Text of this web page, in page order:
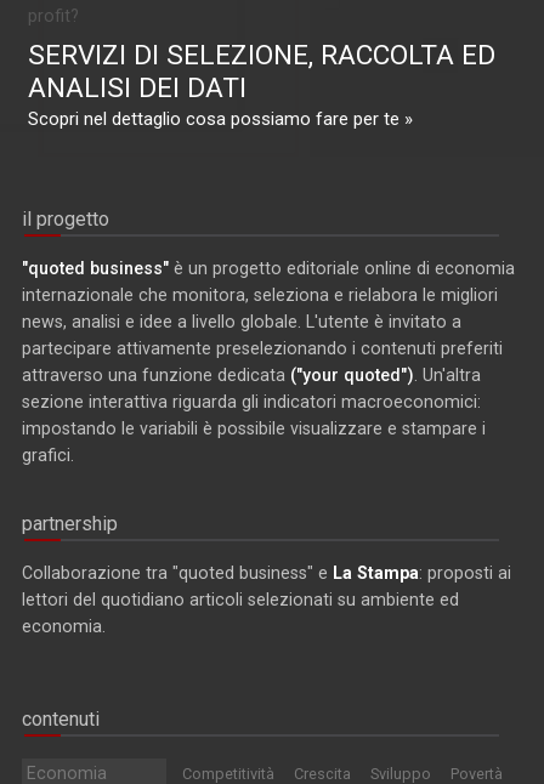
profit?
SERVIZI DI SELEZIONE, RACCOLTA ED
ANALISI DEI DATI
Scopri nel dettaglio cosa possiamo fare per te »
il progetto
"quoted business" è un progetto editoriale online di economia
internazionale che monitora, seleziona e rielabora le migliori
news, analisi e idee a livello globale. L'utente è invitato a
partecipare attivamente preselezionando i contenuti preferiti
attraverso una funzione dedicata ("your quoted") . Un'altra
sezione interattiva riguarda gli indicatori macroeconomici:
impostando le variabili è possibile visualizzare e stampare i
grafici.
partnership
Collaborazione tra "quoted business" e La Stampa: proposti ai
lettori del quotidiano articoli selezionati su ambiente ed
economia.
contenuti
Economia Competitività Crescita Sviluppo Povertà